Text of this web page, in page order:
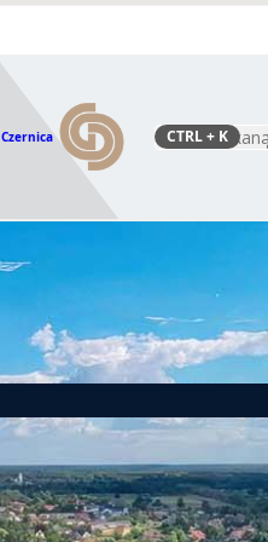
Czernica Szukaj
CTRL+ K